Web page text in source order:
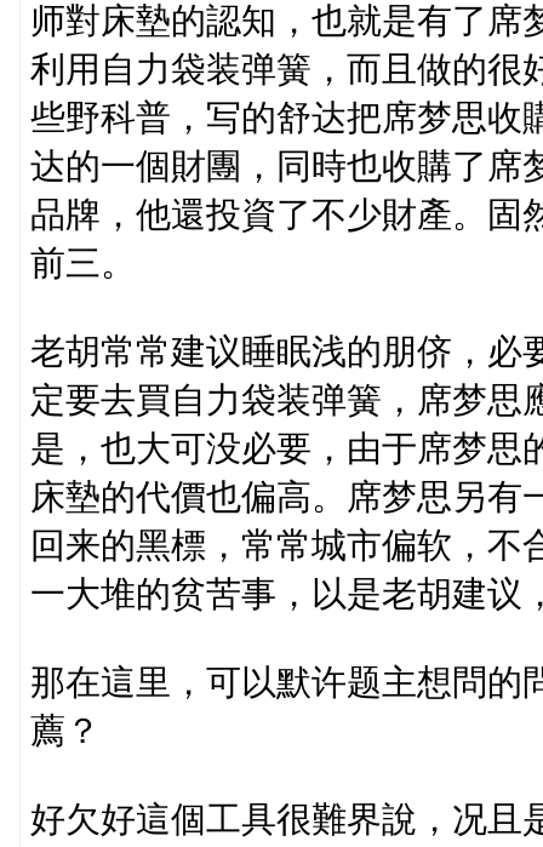
师對床墊的認知，也就是有了席
利用自力袋装弹簧，而且做的很
些野科普，写的舒达把席梦思收
达的一個財團，同時也收購了席
品牌，他還投資了不少財產。固
前三。
老胡常常建议睡眠浅的朋侪，必
定要去買自力袋装弹簧，席梦思
是，也大可没必要，由于席梦思
床墊的代價也偏高。席梦思另有
回来的黑標，常常城市偏软，
一大堆的贫苦事，以是老胡建议
那在這里，可以默许题主想問的
薦？
好欠好這個工具很難界說，况且